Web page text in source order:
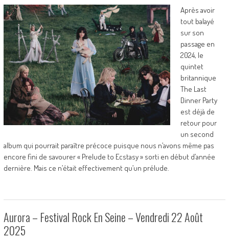
Après avoir
tout balayé
sur son
passage en
2024, le
quintet
britannique
The Last
Dinner Party
est déjà de
retour pour
un second
album qui pourrait paraître précoce puisque nous n’avons même pas
encore fini de savourer « Prelude to Ecstasy » sorti en début d’année
dernière. Mais ce n’était effectivement qu’un prélude.
Aurora – Festival Rock En Seine – Vendredi 22 Août
2025